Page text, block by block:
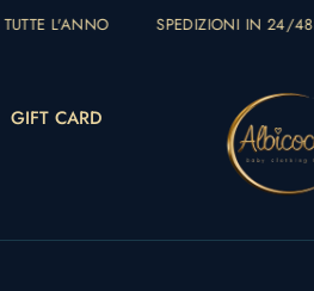
L'ANNO SPEDIZIONI IN 24/48H
GIFT CARD